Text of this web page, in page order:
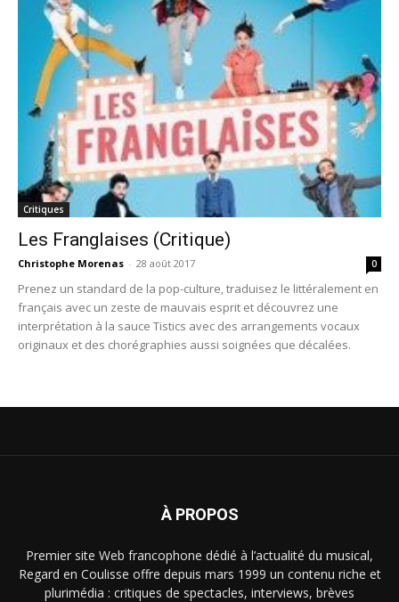
Critiques
Les Franglaises (Critique)
Christophe Morenas - 28 août 2017 0
Prenez un standard de la pop-culture, traduisez le littéralement en
français avec un zeste de mauvais esprit et découvrez une
interprétation à la sauce Tistics avec des arrangements vocaux
originaux et des chorégraphies aussi soignées que décalées.
À PROPOS
Premier site Web francophone dédié à l’actualité du musical,
Regard en Coulisse offre depuis mars 1999 un contenu riche et
plurimédia : critiques de spectacles, interviews, brèves